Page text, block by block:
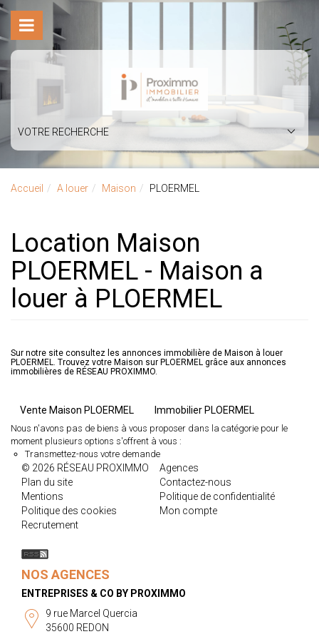
VOTRE RECHERCHE
Accueil A louer Maison PLOERMEL
Location Maison
PLOERMEL - Maison a
louer à PLOERMEL
Sur notre site consultez les annonces immobilière de Maison à louer
PLOERMEL. Trouvez votre Maison sur PLOERMEL grâce aux annonces
immobilières de RÉSEAU PROXIMMO.
Vente Maison PLOERMEL Immobilier PLOERMEL
Nous n'avons pas de biens à vous proposer dans la catégorie pour le
moment plusieurs options s'offrent à vous :
Transmettez-nous votre demande
© 2026 RÉSEAU PROXIMMO
Agences
Plan du site
Contactez-nous
Mentions
Politique de confidentialité
Politique des cookies
Mon compte
Recrutement
NOS AGENCES
ENTREPRISES & CO BY PROXIMMO
9 rue Marcel Quercia
35600 REDON